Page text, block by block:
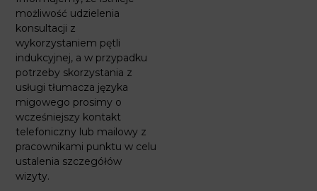
możliwość udzielenia
konsultacji z
wykorzystaniem pętli
indukcyjnej, a w przypadku
potrzeby skorzystania z
usługi tłumacza języka
migowego prosimy o
wcześniejszy kontakt
telefoniczny lub mailowy z
pracownikami punktu w celu
ustalenia szczegółów
wizyty.